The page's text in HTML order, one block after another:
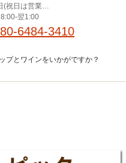
替休)翌1:00
6484-3410
プとワインをいかがですか？